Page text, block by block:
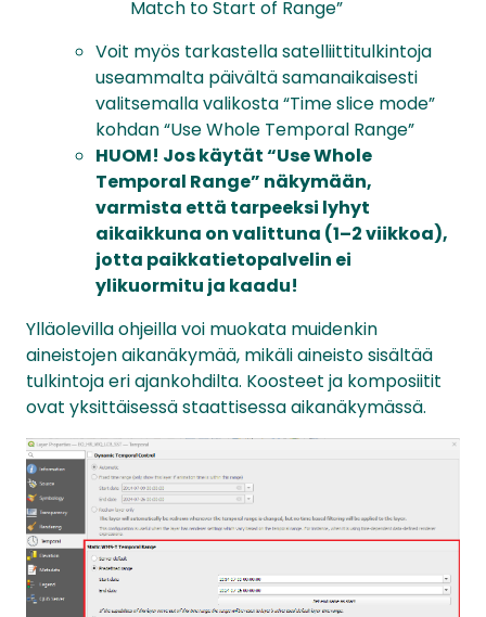
Match to Start of Range”
Voit myös tarkastella satelliittitulkintoja
useammalta päivältä samanaikaisesti
valitsemalla valikosta “Time slice mode”
kohdan “Use Whole Temporal Range”
HUOM! Jos käytät “Use Whole
Temporal Range” näkymään,
varmista että tarpeeksi lyhyt
aikaikkuna on valittuna (1–2 viikkoa),
jotta paikkatietopalvelin ei
ylikuormitu ja kaadu!
Ylläolevilla ohjeilla voi muokata muidenkin
aineistojen aikanäkymää, mikäli aineisto sisältää
tulkintoja eri ajankohdilta. Koosteet ja komposiitit
ovat yksittäisessä staattisessa aikanäkymässä.